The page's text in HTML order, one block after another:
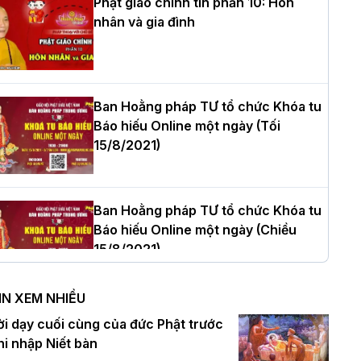
thượng Thích Quảng Tùng tái đắc
Trưởng BTS GHPGVN thành phố Hải
nhiệm kỳ 2026 – 2031
tọa Thích Tâm Chính được suy
tân Trưởng ban Trị sự GHPGVN tỉnh
Nội: Tăng Ni Trường hạ Bồ Đề trang
tác pháp Tiền an cư PL.2570 –
nhân và gia đình
Ban Hoằng pháp TƯ tổ chức Khóa tu
Báo hiếu Online một ngày (Tối
15/8/2021)
Ban Hoằng pháp TƯ tổ chức Khóa tu
Báo hiếu Online một ngày (Chiều
15/8/2021)
Ban Hoằng pháp TƯ tổ chức Khóa tu
Báo hiếu Online một ngày (Sáng
15/8/2021)
XEM NHIỀU
dạy cuối cùng của đức Phật trước
nhập Niết bàn